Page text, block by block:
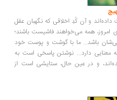
و آن کُدِ اخلاقی که نگهبان عقل
همه می‌خواهند فاشیست باشند؛
ما با گوشت و پوست خود
دارد... نوشتن پاسخی است به
و در عین حال، ستایشی است از